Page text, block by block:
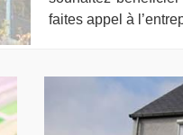
faites appel à